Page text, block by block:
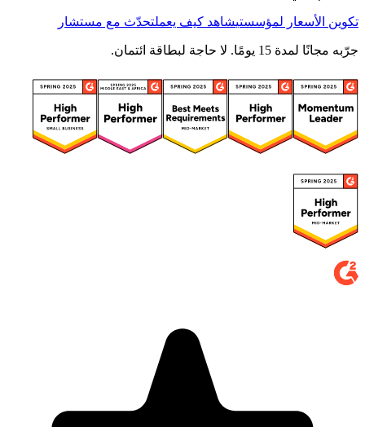
تكوين الأسعار لمؤسستيشاهد كيف يعملتحدّث مع مستشار
جرّبه مجانًا لمدة 15 يومًا. لا حاجة لبطاقة ائتمان.